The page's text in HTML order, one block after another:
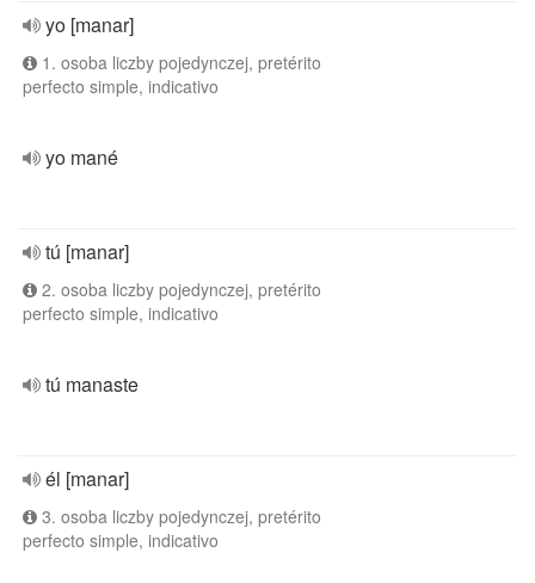
yo [manar]
1. osoba liczby pojedynczej, pretérito
perfecto simple, indicativo
yo mané
tú [manar]
2. osoba liczby pojedynczej, pretérito
perfecto simple, indicativo
tú manaste
él [manar]
3. osoba liczby pojedynczej, pretérito
perfecto simple, indicativo